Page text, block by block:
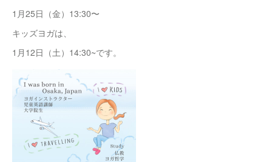
1月25日（金）13:30〜
キッズヨガは、
1月12日（土）14:30~です。